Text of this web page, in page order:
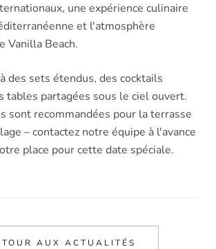
une expérience culinaire
et l'atmosphère
Vanilla Beach.
des sets étendus, des cocktails
tables partagées sous le ciel ouvert.
sont recommandées pour la terrasse
– contactez notre équipe à l'avance
place pour cette date spéciale.
AUX ACTUALITÉS